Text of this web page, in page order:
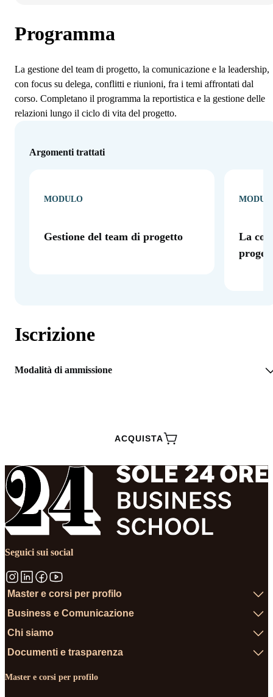
Programma
La gestione del team di progetto, la comunicazione e la leadership,
con focus su delega, conflitti e riunioni, fra i temi affrontati dal
corso. Completano il programma la reportistica e la gestione delle
relazioni lungo il ciclo di vita del progetto.
Argomenti trattati
MODULO
Gestione del team di progetto
La
Iscrizione
Modalità di ammissione
ACQUISTA
Seguici sui social
Master e corsi per profilo
Business e Comunicazione
Chi siamo
Documenti e trasparenza
Master e corsi per profilo